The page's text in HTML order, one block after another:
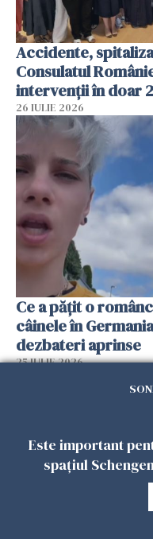
Accidente,
Consulatul
intervenții în doar
26 IULIE 2026
Ce a pățit o
câinele în
dezbateri aprinse
25 IULIE 2026
Este important
spațiul